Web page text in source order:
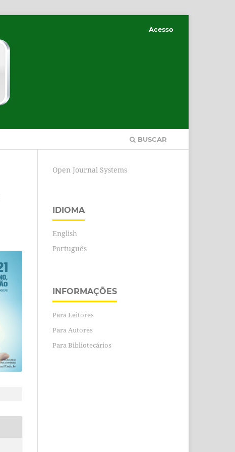
BUSCAR
Acesso
Open Journal Systems
IDIOMA
English
Português
INFORMAÇÕES
Para Leitores
Para Autores
Para Bibliotecários